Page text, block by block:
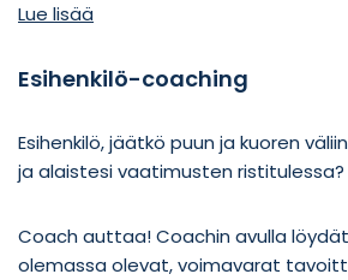
Lue lisää
Esihenkilö-coaching
Esihenkilö, jäätkö puun ja kuoren
ja alaistesi vaatimusten ristitulessa?
Coach auttaa! Coachin avulla
olemassa olevat, voimavarat